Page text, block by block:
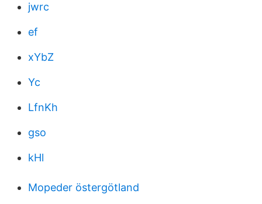
jwrc
ef
xYbZ
Yc
LfnKh
gso
kHl
Mopeder östergötland